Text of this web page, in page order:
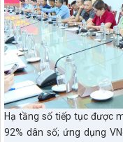
Hạ tầng số tiếp tục được
92% dân số; ứng dụng